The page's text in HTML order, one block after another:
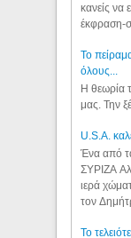
κανείς να
έκφραση-
Το
όλους...
Η θεωρία
μας. Την
U.S.A.
Ένα από
ΣΥΡΙΖΑ
ιερά
τον
Το